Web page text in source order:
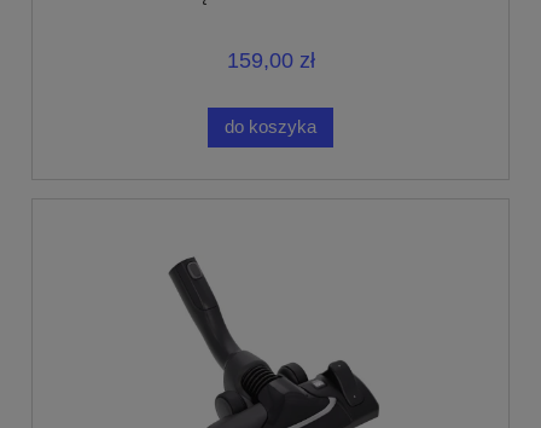
159,00 zł
do koszyka